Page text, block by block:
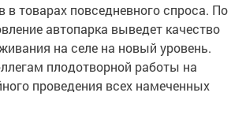
в товарах повседневного спроса. По
автопарка выведет качество
на селе на новый уровень.
плодотворной работы на
проведения всех намеченных